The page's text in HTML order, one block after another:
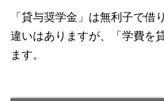
「貸与奨学金」は無利子で借
違いはありますが、「学費を
ます。